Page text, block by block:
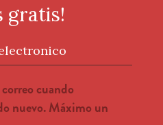
gratis!
cuando
nuevo. Máximo un